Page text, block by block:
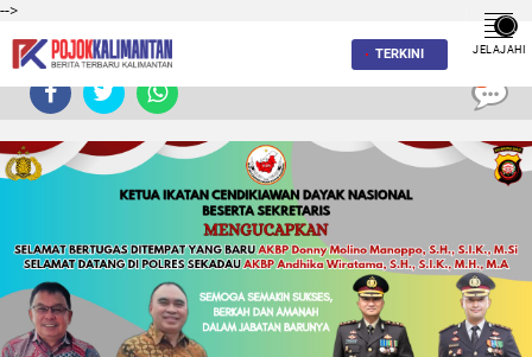
-->
TERKINI JELAJAHI